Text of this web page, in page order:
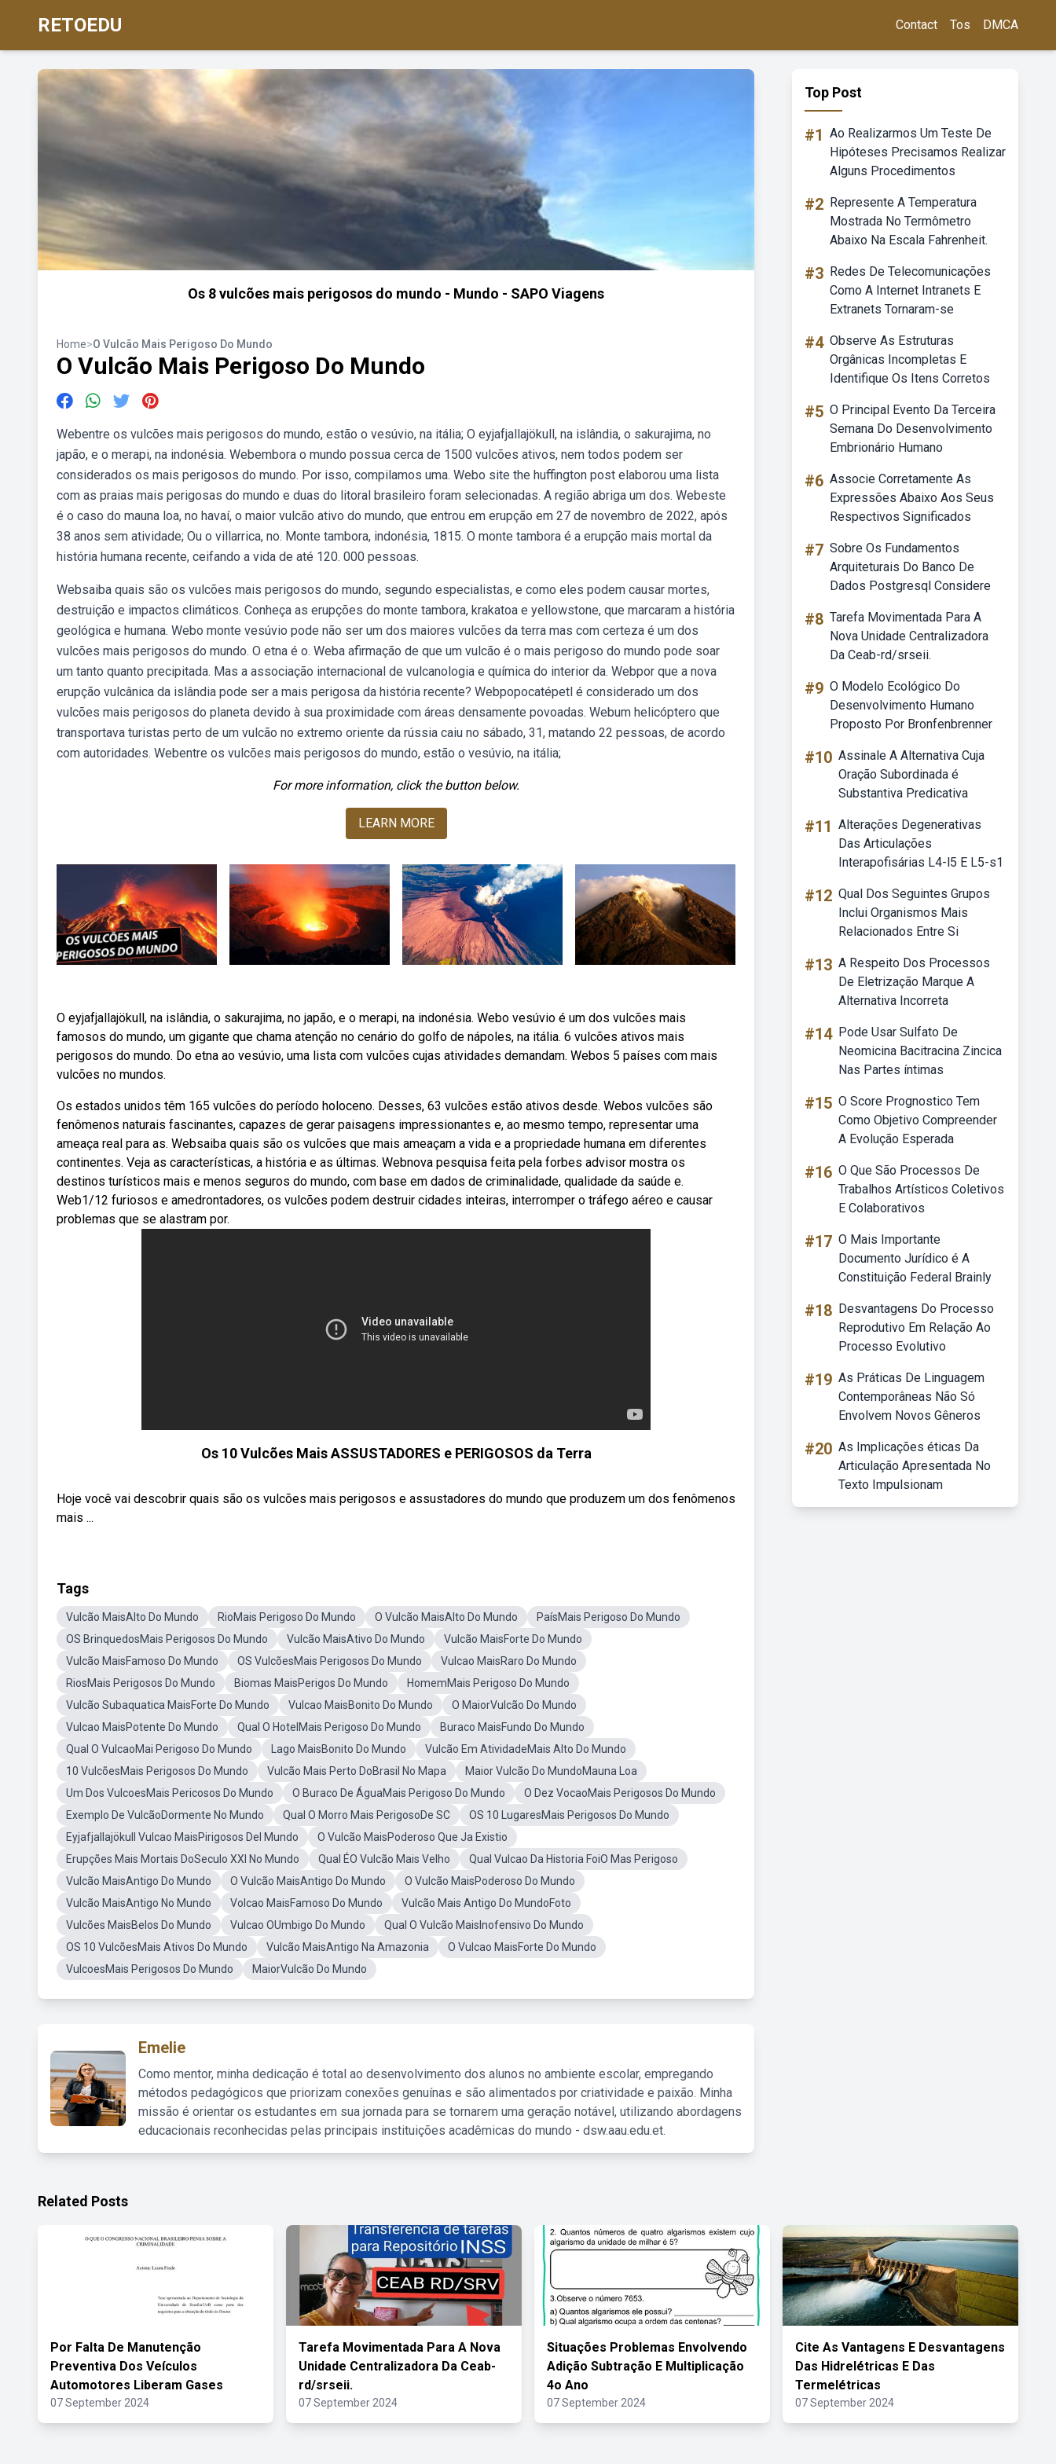
RETOEDU Contact Tos DMCA
Os 8 vulcões mais perigosos do mundo - Mundo - SAPO Viagens
Home>O Vulcão Mais Perigoso Do Mundo
O Vulcão Mais Perigoso Do Mundo
Webentre os vulcões mais perigosos do mundo, estão o vesúvio, na itália; O eyjafjallajökull, na islândia, o sakurajima, no
japão, e o merapi, na indonésia. Webembora o mundo possua cerca de 1500 vulcões ativos, nem todos podem ser
considerados os mais perigosos do mundo. Por isso, compilamos uma. Webo site the huffington post elaborou uma lista
com as praias mais perigosas do mundo e duas do litoral brasileiro foram selecionadas. A região abriga um dos. Webeste
é o caso do mauna loa, no havaí, o maior vulcão ativo do mundo, que entrou em erupção em 27 de novembro de 2022, após
38 anos sem atividade; Ou o villarrica, no. Monte tambora, indonésia, 1815. O monte tambora é a erupção mais mortal da
história humana recente, ceifando a vida de até 120. 000 pessoas.
Websaiba quais são os vulcões mais perigosos do mundo, segundo especialistas, e como eles podem causar mortes,
destruição e impactos climáticos. Conheça as erupções do monte tambora, krakatoa e yellowstone, que marcaram a história
geológica e humana. Webo monte vesúvio pode não ser um dos maiores vulcões da terra mas com certeza é um dos
vulcões mais perigosos do mundo. O etna é o. Weba afirmação de que um vulcão é o mais perigoso do mundo pode soar
um tanto quanto precipitada. Mas a associação internacional de vulcanologia e química do interior da. Webpor que a nova
erupção vulcânica da islândia pode ser a mais perigosa da história recente? Webpopocatépetl é considerado um dos
vulcões mais perigosos do planeta devido à sua proximidade com áreas densamente povoadas. Webum helicóptero que
transportava turistas perto de um vulcão no extremo oriente da rússia caiu no sábado, 31, matando 22 pessoas, de acordo
com autoridades. Webentre os vulcões mais perigosos do mundo, estão o vesúvio, na itália;
For more information, click the button below.
LEARN MORE
O eyjafjallajökull, na islândia, o sakurajima, no japão, e o merapi, na indonésia. Webo vesúvio é um dos vulcões mais
famosos do mundo, um gigante que chama atenção no cenário do golfo de nápoles, na itália. 6 vulcões ativos mais
perigosos do mundo. Do etna ao vesúvio, uma lista com vulcões cujas atividades demandam. Webos 5 países com mais
vulcões no mundos.
Os estados unidos têm 165 vulcões do período holoceno. Desses, 63 vulcões estão ativos desde. Webos vulcões são
fenômenos naturais fascinantes, capazes de gerar paisagens impressionantes e, ao mesmo tempo, representar uma
ameaça real para as. Websaiba quais são os vulcões que mais ameaçam a vida e a propriedade humana em diferentes
continentes. Veja as características, a história e as últimas. Webnova pesquisa feita pela forbes advisor mostra os
destinos turísticos mais e menos seguros do mundo, com base em dados de criminalidade, qualidade da saúde e.
Web1/12 furiosos e amedrontadores, os vulcões podem destruir cidades inteiras, interromper o tráfego aéreo e causar
problemas que se alastram por.
Os 10 Vulcões Mais ASSUSTADORES e PERIGOSOS da Terra
Hoje você vai descobrir quais são os vulcões mais perigosos e assustadores do mundo que produzem um dos fenômenos
mais ...
Tags
Vulcão MaisAlto Do Mundo RioMais Perigoso Do Mundo O Vulcão MaisAlto Do Mundo
PaísMais Perigoso Do Mundo
OS BrinquedosMais Perigosos Do Mundo
Vulcão MaisAtivo Do Mundo
Vulcão MaisForte Do Mundo
Vulcão MaisFamoso Do Mundo
OS VulcõesMais Perigosos Do Mundo
Vulcao MaisRaro Do Mundo
RiosMais Perigosos Do Mundo
Biomas MaisPerigos Do Mundo
HomemMais Perigoso Do Mundo
Vulcão Subaquatica MaisForte Do Mundo
Vulcao MaisBonito Do Mundo
O MaiorVulcão Do Mundo
Vulcao MaisPotente Do Mundo
Qual O HotelMais Perigoso Do Mundo
Buraco MaisFundo Do Mundo
Qual O VulcaoMai Perigoso Do Mundo
Lago MaisBonito Do Mundo
Vulcão Em AtividadeMais Alto Do Mundo
10 VulcõesMais Perigosos Do Mundo
Vulcão Mais Perto DoBrasil No Mapa
Maior Vulcão Do MundoMauna Loa
Um Dos VulcoesMais Pericosos Do Mundo
O Buraco De ÁguaMais Perigoso Do Mundo
O Dez VocaoMais Perigosos Do Mundo
Exemplo De VulcãoDormente No Mundo
Qual O Morro Mais PerigosoDe SC
OS 10 LugaresMais Perigosos Do Mundo
Eyjafjallajökull Vulcao MaisPirigosos Del Mundo
O Vulcão MaisPoderoso Que Ja Existio
Erupções Mais Mortais DoSeculo XXI No Mundo
Qual ÉO Vulcão Mais Velho
Qual Vulcao Da Historia FoiO Mas Perigoso
Vulcão MaisAntigo Do Mundo
O Vulcão MaisAntigo Do Mundo
O Vulcão MaisPoderoso Do Mundo
Vulcão MaisAntigo No Mundo
Volcao MaisFamoso Do Mundo
Vulcão Mais Antigo Do MundoFoto
Vulcões MaisBelos Do Mundo
Vulcao OUmbigo Do Mundo
Qual O Vulcão MaisInofensivo Do Mundo
OS 10 VulcõesMais Ativos Do Mundo
Vulcão MaisAntigo Na Amazonia
O Vulcao MaisForte Do Mundo
VulcoesMais Perigosos Do Mundo
MaiorVulcão Do Mundo
Emelie
Como mentor, minha dedicação é total ao desenvolvimento dos alunos no ambiente escolar, empregando
métodos pedagógicos que priorizam conexões genuínas e são alimentados por criatividade e paixão. Minha
missão é orientar os estudantes em sua jornada para se tornarem uma geração notável, utilizando abordagens
educacionais reconhecidas pelas principais instituições acadêmicas do mundo - dsw.aau.edu.et.
Top Post
#1 Ao Realizarmos Um Teste De
Hipóteses Precisamos Realizar
Alguns Procedimentos
#2 Represente A Temperatura
Mostrada No Termômetro
Abaixo Na Escala Fahrenheit.
#3 Redes De Telecomunicações
Como A Internet Intranets E
Extranets Tornaram-se
#4 Observe As Estruturas
Orgânicas Incompletas E
Identifique Os Itens Corretos
#5 O Principal Evento Da Terceira
Semana Do Desenvolvimento
Embrionário Humano
#6 Associe Corretamente As
Expressões Abaixo Aos Seus
Respectivos Significados
#7 Sobre Os Fundamentos
Arquiteturais Do Banco De
Dados Postgresql Considere
#8 Tarefa Movimentada Para A
Nova Unidade Centralizadora
Da Ceab-rd/srseii.
#9 O Modelo Ecológico Do
Desenvolvimento Humano
Proposto Por Bronfenbrenner
#10 Assinale A Alternativa Cuja
Oração Subordinada é
Substantiva Predicativa
#11 Alterações Degenerativas
Das Articulações
Interapofisárias L4-l5 E L5-s1
#12 Qual Dos Seguintes Grupos
Inclui Organismos Mais
Relacionados Entre Si
#13 A Respeito Dos Processos
De Eletrização Marque A
Alternativa Incorreta
#14 Pode Usar Sulfato De
Neomicina Bacitracina Zincica
Nas Partes íntimas
#15 O Score Prognostico Tem
Como Objetivo Compreender
A Evolução Esperada
#16 O Que São Processos De
Trabalhos Artísticos Coletivos
E Colaborativos
#17 O Mais Importante
Documento Jurídico é A
Constituição Federal Brainly
#18 Desvantagens Do Processo
Reprodutivo Em Relação Ao
Processo Evolutivo
#19 As Práticas De Linguagem
Contemporâneas Não Só
Envolvem Novos Gêneros
#20 As Implicações éticas Da
Articulação Apresentada No
Texto Impulsionam
Related Posts
Por Falta De Manutenção
Preventiva Dos Veículos
Automotores Liberam Gases
07 September 2024
Tarefa Movimentada Para A Nova
Unidade Centralizadora Da Ceab-
rd/srseii.
07 September 2024
Situações Problemas Envolvendo
Adição Subtração E Multiplicação
4o Ano
07 September 2024
Cite As Vantagens E Desvantagens
Das Hidrelétricas E Das
Termelétricas
07 September 2024